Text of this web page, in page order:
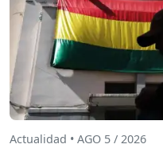
Actualidad • AGO 5 / 2026